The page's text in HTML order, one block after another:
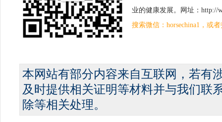
业的健康发展。网址：http://
搜索微信：horsechina1，或
本网站有部分内容来自互联网，若有
及时提供相关证明等材料并与我们联
除等相关处理。